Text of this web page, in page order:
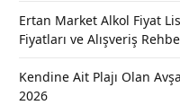
Ertan Market Alkol Fiyat
Fiyatları ve Alışveriş
Kendine Ait Plajı Olan
2026